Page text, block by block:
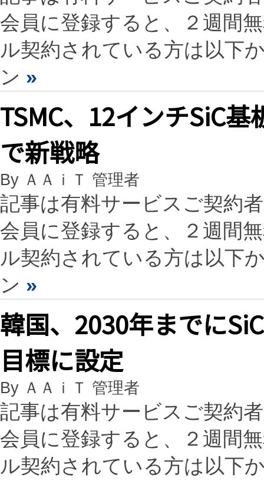
会員に登録すると、２週間
ル契約されている方は以下
ン »
TSMC、12インチSiC
で新戦略
By ＡＡｉＴ 管理者
記事は有料サービスご契約
会員に登録すると、２週間
ル契約されている方は以下
ン »
韓国、2030年までに
目標に設定
By ＡＡｉＴ 管理者
記事は有料サービスご契約
会員に登録すると、２週間
ル契約されている方は以下